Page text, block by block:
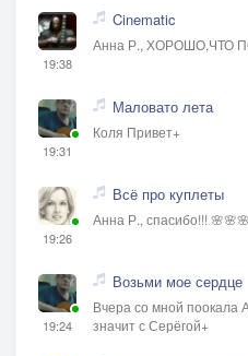
19:38
Cinematic
Анна Р., ХОРОШО,ЧТО
19:31
Маловато лета
Коля Привет+
19:26
Всё про куплеты
Анна Р., спасибо!!! 🌸🌸🌸
19:24
Возьми мое сердце
Вчера со мной поокала
значит с Серёгой+